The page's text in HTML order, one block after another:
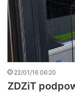
22/01/16 06:20
ZDZiT